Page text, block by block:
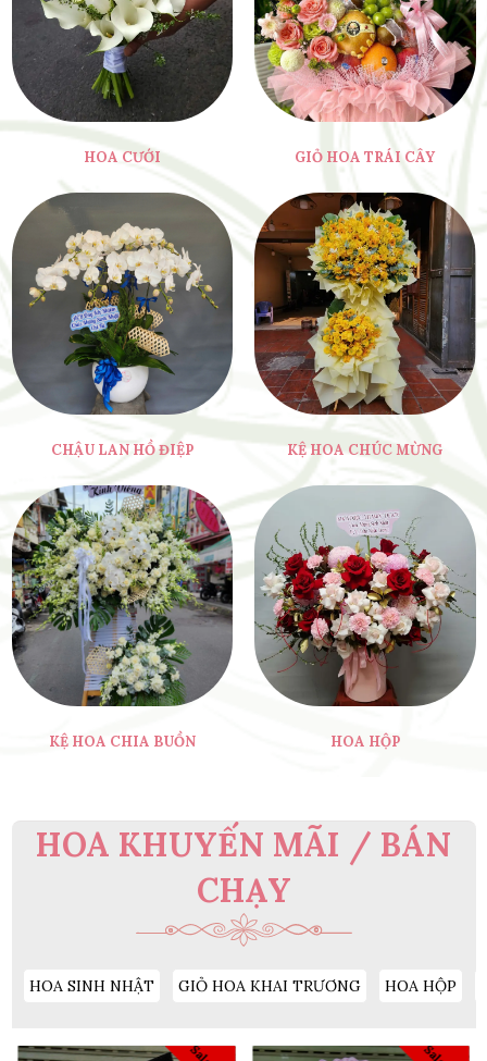
HOA CƯỚI GIỎ HOA TRÁI CÂY
CHẬU LAN HỒ ĐIỆP KỆ HOA CHÚC MỪNG
KỆ HOA CHIA BUỒN HOA HỘP
HOA KHUYẾN MÃI / BÁN
CHẠY
HOA SINH NHẬT GIỎ HOA KHAI TRƯƠNG HOA HỘP